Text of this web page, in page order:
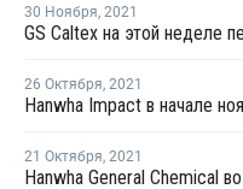
30 Ноября, 2021
26 Октября, 2021
21 Октября, 2021